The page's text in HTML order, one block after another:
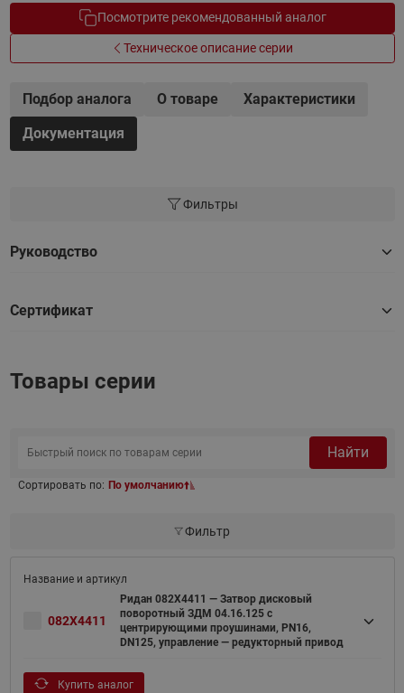
Посмотрите рекомендованный аналог
Техническое описание серии
Подбор аналога О товаре
Характеристики
Документация
Фильтры
Руководство
Сертификат
Товары серии
Найти
Сортировать по: По умолчанию
Фильтр
082X4411
Ридан 082X4411 — Затвор дисковый
поворотный ЗДМ 04.16.125 с
центрирующими проушинами, PN16,
DN125, управление — редукторный привод
Купить аналог